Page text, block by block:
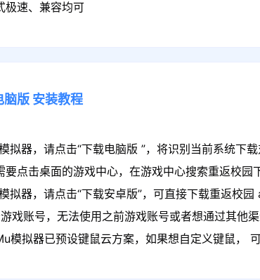
极速、兼容均可
脑版 安装教程
器，请点击“下载电脑版 ”，将识别当前系统下
要点击桌面的游戏中心，在游戏中心搜索重返校园
器，请点击“下载安卓版”，可直接下载重返校园
戏账号，无法使用之前游戏账号或者想通过其他
模拟器已预设键鼠云方案，如果想自定义键鼠，